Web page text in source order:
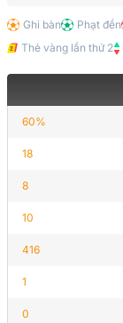
60%
18
8
10
416
1
0
Ghi bàn Phạt đền
Thẻ vàng lần thứ 2